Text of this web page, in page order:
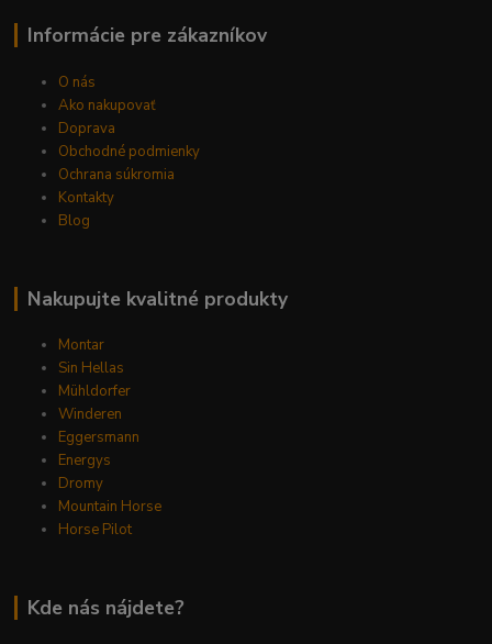
Informácie pre zákazníkov
O nás
Ako nakupovať
Doprava
Obchodné podmienky
Ochrana súkromia
Kontakty
Blog
Nakupujte kvalitné produkty
Montar
Sin Hellas
Mühldorfer
Winderen
Eggersmann
Energys
Dromy
Mountain Horse
Horse Pilot
Kde nás nájdete?